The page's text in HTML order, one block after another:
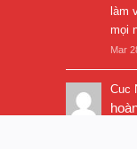
làm
mọi
Mar
Cuc